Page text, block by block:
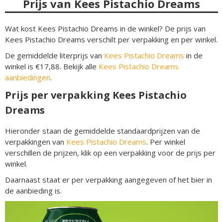
Prijs van Kees Pistachio Dreams
Wat kost Kees Pistachio Dreams in de winkel? De prijs van
Kees Pistachio Dreams verschilt per verpakking en per winkel.
De gemiddelde literprijs van Kees Pistachio Dreams in de
winkel is €17,88. Bekijk alle Kees Pistachio Dreams
aanbiedingen.
Prijs per verpakking Kees Pistachio
Dreams
Hieronder staan de gemiddelde standaardprijzen van de
verpakkingen van Kees Pistachio Dreams. Per winkel
verschillen de prijzen, klik op een verpakking voor de prijs per
winkel.
Daarnaast staat er per verpakking aangegeven of het bier in
de aanbieding is.